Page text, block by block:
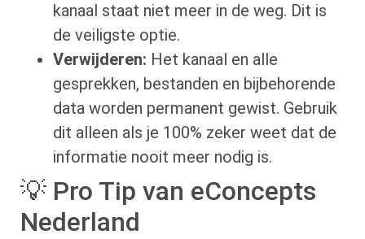
kanaal staat niet meer in de weg. Dit is
de veiligste optie.
Verwijderen: Het kanaal en alle
gesprekken, bestanden en bijbehorende
data worden permanent gewist. Gebruik
dit alleen als je 100% zeker weet dat de
informatie nooit meer nodig is.
💡 Pro Tip van eConcepts
Nederland